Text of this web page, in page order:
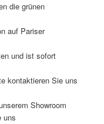
die grünen
auf Pariser
und ist sofort
kontaktieren Sie uns
Showroom
uns